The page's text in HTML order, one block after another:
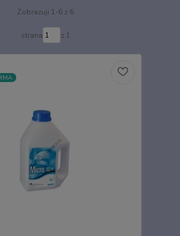
Zobrazuji 1-6 z 6
strana z 1